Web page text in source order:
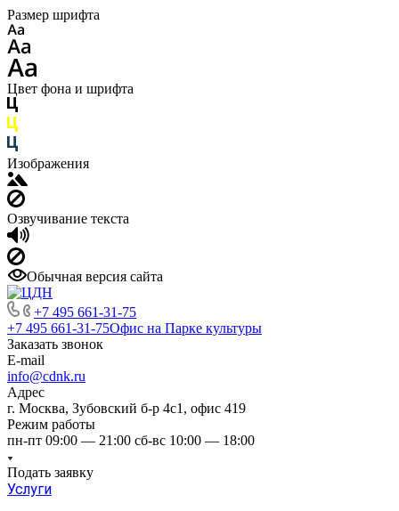
Размер шрифта
Цвет фона и шрифта
Изображения
Озвучивание текста
Обычная версия сайта
+7 495 661-31-75
+7 495 661-31-75Офис на Парке культуры
Заказать звонок
E-mail
info@cdnk.ru
Адрес
г. Москва, Зубовский б-р 4с1, офис 419
Режим работы
пн-пт 09:00 — 21:00 сб-вс 10:00 — 18:00
Подать заявку
Услуги